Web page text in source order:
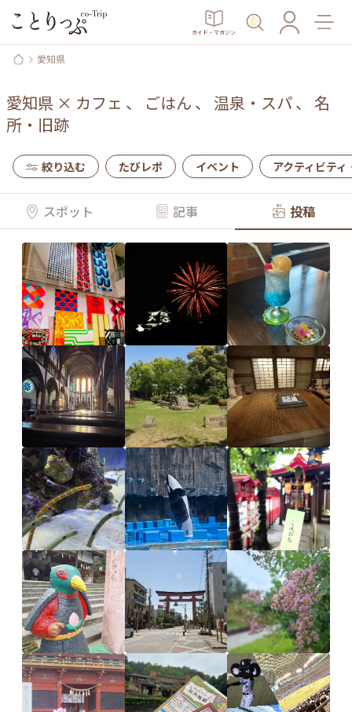
ガイド・マガジン
愛知県
愛知県 × カフェ 、 ごはん 、 温泉・スパ、 名
所・旧跡
絞り込む たびレポ イベント アクティビティ
スポット 記事 投稿